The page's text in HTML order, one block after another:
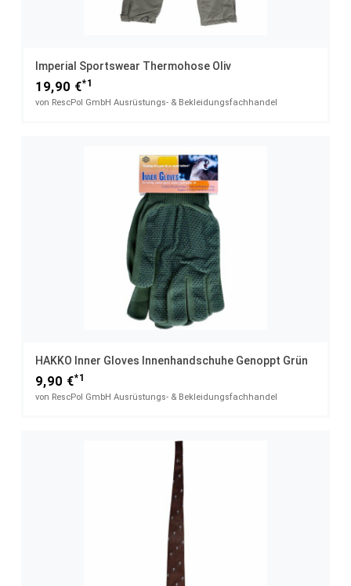
Imperial Sportswear Thermohose Oliv
19,90 €*1
von RescPol GmbH Ausrüstungs- & Bekleidungsfachhandel
HAKKO Inner Gloves Innenhandschuhe Genoppt Grün
9,90 €*1
von RescPol GmbH Ausrüstungs- & Bekleidungsfachhandel